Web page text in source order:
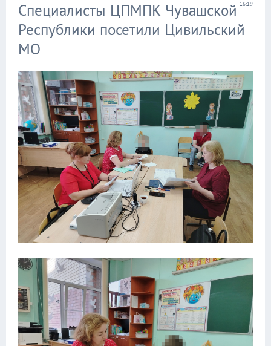
16:19
Специалисты ЦПМПК Чувашской
Республики посетили Цивильский
МО